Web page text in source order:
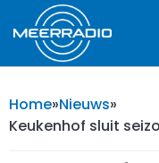
Home»Nieuws»
Keukenhof sluit